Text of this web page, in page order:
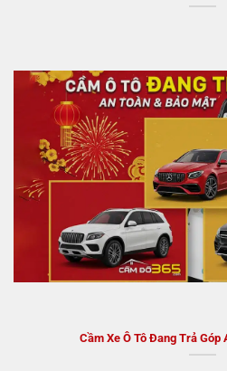
Cầm Xe Ô Tô Đang Trả Góp